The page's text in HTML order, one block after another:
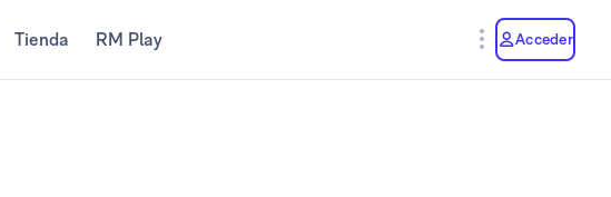
Tienda RM Play Acceder